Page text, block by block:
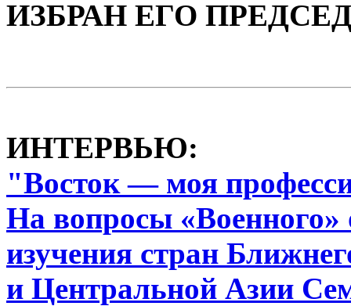
ИЗБРАН ЕГО
ИНТЕРВЬЮ:
"Восток — моя
На вопросы «Военного»
изучения стран
и Центральной Азии